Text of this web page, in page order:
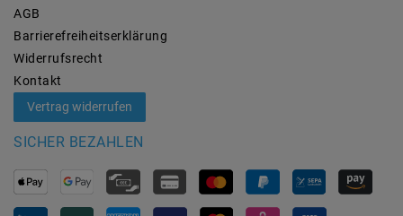
AGB
Barrierefreiheitserklärung
Widerrufs­recht
Kontakt
Vertrag widerrufen
SICHER BEZAHLEN